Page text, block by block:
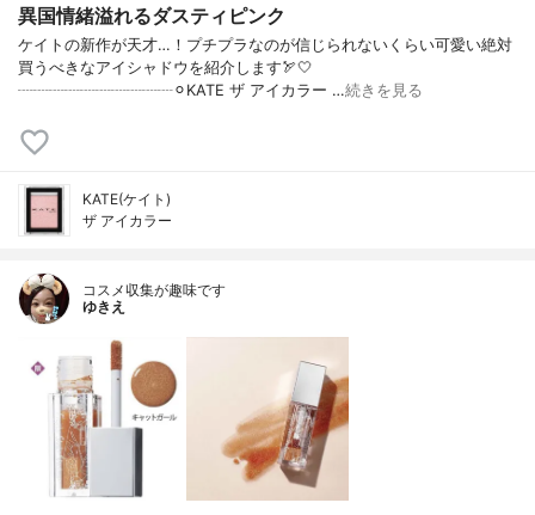
異国情緒溢れるダスティピンク
ケイトの新作が天才…！プチプラなのが信じられないくらい可愛い絶対
買うべきなアイシャドウを紹介します🏹🤍
┈┈┈┈┈┈┈┈┈┈⚪︎KATE ザ アイカラー …続きを見る
KATE(ケイト)
ザ アイカラー
コスメ収集が趣味です
ゆきえ